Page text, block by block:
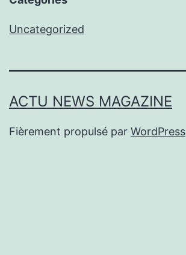
Uncategorized
ACTU NEWS MAGAZINE
Fièrement propulsé par WordPress